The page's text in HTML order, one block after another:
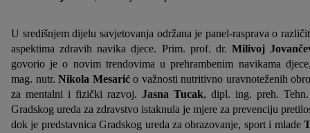
U središnjem dijelu savjetovanja održana je panel-rasprava o
aspektima zdravih navika djece. Prim. prof. dr. Milivoj
govorio je o novim trendovima u prehrambenim navikama
mag. nutr. Nikola Mesarićo važnosti nutritivno uravnoteženih
za mentalni i fizički razvoj. Jasna Tucak, dipl. ing. preh.
Gradskog ureda za zdravstvo istaknula je mjere za prevenciju
dok je predstavnica Gradskog ureda za obrazovanje, sport i mlade